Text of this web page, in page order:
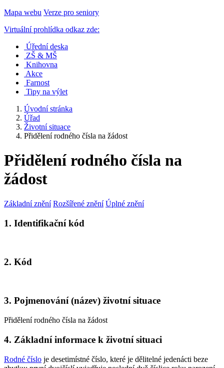
Mapa webu Verze pro seniory
Virtuální prohlídka odkaz zde:
Úřední deska
ZŠ & MŠ
Knihovna
Akce
Farnost
Tipy na výlet
Úvodní stránka
Úřad
Životní situace
Přidělení rodného čísla na žádost
Přidělení rodného čísla na
žádost
Základní znění Rozšířené znění Úplné znění
1. Identifikační kód
2. Kód
3. Pojmenování (název) životní situace
Přidělení rodného čísla na žádost
4. Základní informace k životní situaci
Rodné číslo je desetimístné číslo, které je dělitelné jedenácti beze